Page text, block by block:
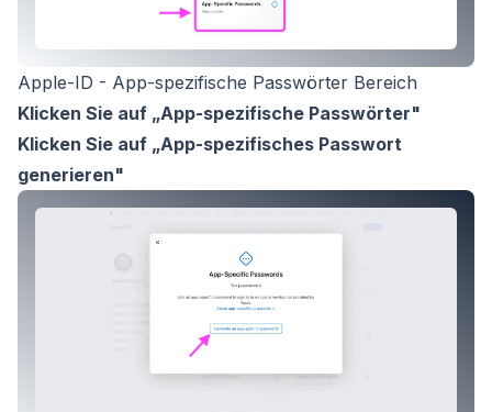
Apple-ID - App-spezifische Passwörter Bereich
Klicken Sie auf „App-spezifische Passwörter"
Klicken Sie auf „App-spezifisches Passwort
generieren"